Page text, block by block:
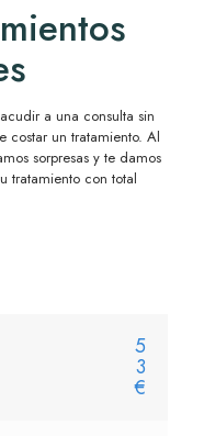
a una consulta sin
un tratamiento. Al
sorpresas y te damos
tratamiento con total
5
3
€